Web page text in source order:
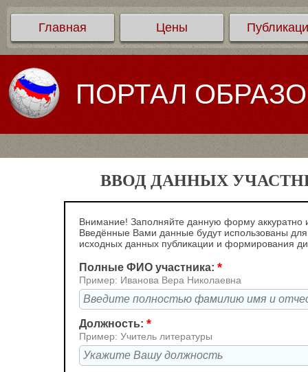
Главная Цены
ПОРТАЛ
ВВОД ДАННЫХ
Внимание! Заполняйте данную форму аккуратно
Введённые Вами данные будут использованы
исходных данных публикации и формирования
Полные ФИО участника: *
Пример: Иванова Вера Николаевна
Должность: *
Пример: Учитель литературы